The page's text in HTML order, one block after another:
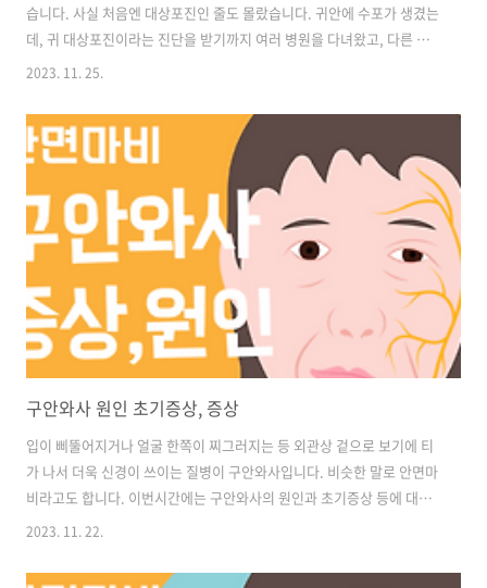
습니다. 사실 처음엔 대상포진인 줄도 몰랐습니다. 귀안에 수포가 생겼는
데, 귀 대상포진이라는 진단을 받기까지 여러 병원을 다녀왔고, 다른 진
단을 받아서 맞지 않는 약만 먹으며 힘든 시간을 보냈었습니다. 혹시 나
테니 한번 비교해 보시길 바랍니다. 그 외에도 후유증도 알려드리겠으니
귀 대상포진이라는 의심이 드신다면 바로 병원에 가셔서 진료를 받고 빠
른 치료를 받아보시길 바랍니다. 목차 1. 대상포진이란? 2. 발생 주요부
위 3. 비슷한 질환 4. 대상포진 증상 5. 후유증 6. 예방방법 대상포진이
란? 대상포진이란? 피부에 발진이나 물집이 생기면서 통증도 함께 오는
바이러스..
2023. 11. 25.
구안와사 원인 초기증상, 증상
입이 삐뚤어지거나 얼굴 한쪽이 찌그러지는 등 외관상 겉으로 보기에 티
가 나서 더욱 신경이 쓰이는 질병이 구안와사입니다. 비슷한 말로 안면마
비라고도 합니다. 이번시간에는 구안와사의 원인과 초기증상 등에 대해
알려드리겠습니다. 목차 1. 구안와사란? 2. 구안와사 원인 3. 구안와사
삐뚤어졌던 일이 있었습니다. 구안와사의 원인은 다양하다고 합니다. 저
2023. 11. 22.